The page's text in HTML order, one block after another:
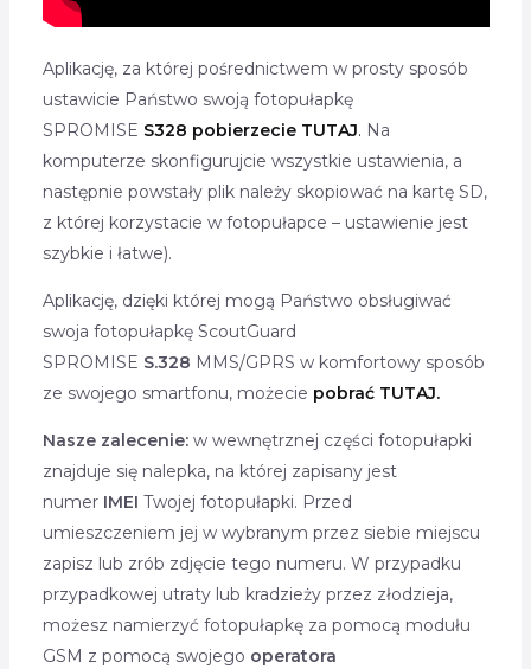
Aplikację, za której pośrednictwem w prosty sposób
ustawicie Państwo swoją fotopułapkę
SPROMISE S328 pobierzecie TUTAJ. Na
komputerze skonfigurujcie wszystkie ustawienia, a
następnie powstały plik należy skopiować na kartę SD,
z której korzystacie w fotopułapce – ustawienie jest
szybkie i łatwe).
Aplikację, dzięki której mogą Państwo obsługiwać
swoja fotopułapkę ScoutGuard
SPROMISE S.328 MMS/GPRS w komfortowy sposób
ze swojego smartfonu, możecie pobrać TUTAJ.
Nasze zalecenie:w wewnętrznej części fotopułapki
znajduje się nalepka, na której zapisany jest
numer IMEI Twojej fotopułapki. Przed
umieszczeniem jej w wybranym przez siebie miejscu
zapisz lub zrób zdjęcie tego numeru. W przypadku
przypadkowej utraty lub kradzieży przez złodzieja,
możesz namierzyć fotopułapkę za pomocą modułu
GSM z pomocą swojego operatora